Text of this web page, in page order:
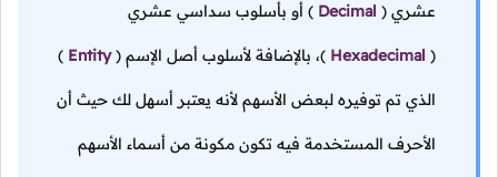
عشري (
Decimal
) أو بأسلوب سداسي عشري
(
Hexadecimal )، بالإضافة لأسلوب أصل الإسم (
Entity
)
الذي تم توفيره لبعض الأسهم لأنه يعتبر أسهل لك حيث أن
الأحرف المستخدمة فيه تكون مكونة من أسماء الأسهم